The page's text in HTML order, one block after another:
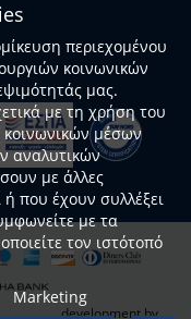
development by
περιεχομένου
κοινωνικών
μας.
με τη χρήση του
κοινωνικών μέσων
αναλυτικών
με άλλες
που έχουν συλλέξει
με τα
τον ιστότοπό
Marketing